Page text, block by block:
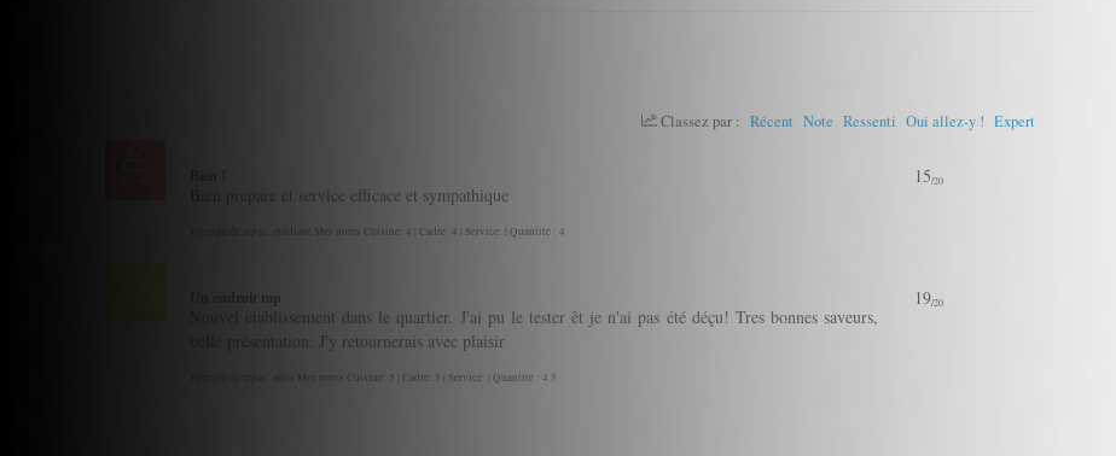
Classez par : Récent Note Ressenti Oui allez-y ! Expert
Bien prepare et service efficace et sympathique
Tytexpe de repas: etudiant Mes notes Cuisine: 4 | Cadre: 4 | Service: | Quantité : 4
15/20
Un endroit top
Nouvel établissement dans le quartier. J'ai pu le tester êt je n'ai pas été déçu! Tres bonnes saveurs,
belle présentation. J'y retournerais avec plaisir
Tytexpe de repas: amis Mes notes Cuisine: 5 | Cadre: 5 | Service: | Quantité : 4.5
19/20